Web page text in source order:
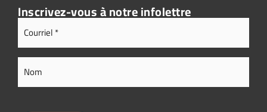
Inscrivez-vous à notre infolettre
Adresse
Courriel(Nécessaire)
Nom